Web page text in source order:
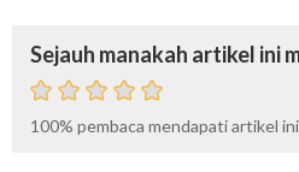
Sejauh manakah artikel ini
100% pembaca mendapati artikel